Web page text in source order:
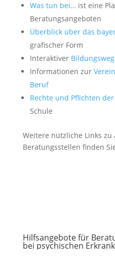
Was tun bei… ist eine
Beratungsangeboten
Überblick über das
grafischer Form
Interaktiver
Informationen zur
Beruf
Rechte und Pflichten
Schule
Weitere nützliche Links
Beratungsstellen finden
Hilfsangebote für
bei psychischen